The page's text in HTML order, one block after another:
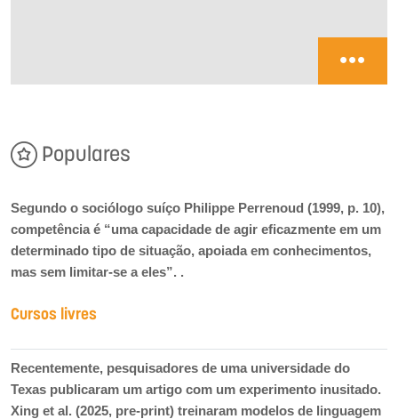
Populares
Segundo o sociólogo suíço Philippe Perrenoud (1999, p. 10),
competência é “uma capacidade de agir eficazmente em um
determinado tipo de situação, apoiada em conhecimentos,
mas sem limitar-se a eles”. .
Cursos livres
Recentemente, pesquisadores de uma universidade do
Texas publicaram um artigo com um experimento inusitado.
Xing et al. (2025, pre-print) treinaram modelos de linguagem